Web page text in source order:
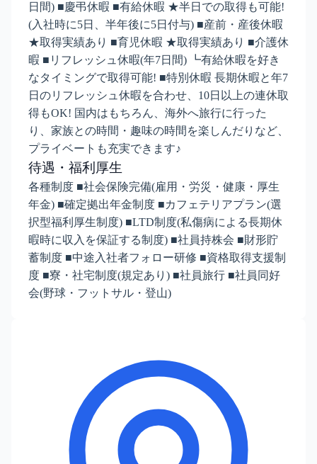
日間) ■慶弔休暇 ■有給休暇 ★半日での取得も可能!
(入社時に5日、半年後に5日付与) ■産前・産後休暇
★取得実績あり ■育児休暇 ★取得実績あり ■介護休
暇 ■リフレッシュ休暇(年7日間) ┗有給休暇を好き
なタイミングで取得可能! ■特別休暇 長期休暇と年7
日のリフレッシュ休暇を合わせ、10日以上の連休取
得もOK! 国内はもちろん、海外へ旅行に行った
り、家族との時間・趣味の時間を楽しんだりなど、
プライベートも充実できます♪
待遇・福利厚生
各種制度 ■社会保険完備(雇用・労災・健康・厚生
年金) ■確定拠出年金制度 ■カフェテリアプラン(選
択型福利厚生制度) ■LTD制度(私傷病による長期休
暇時に収入を保証する制度) ■社員持株会 ■財形貯
蓄制度 ■中途入社者フォロー研修 ■資格取得支援制
度 ■寮・社宅制度(規定あり) ■社員旅行 ■社員同好
会(野球・フットサル・登山)